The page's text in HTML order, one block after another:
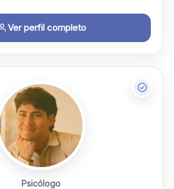
Ver perfil completo
Psicólogo